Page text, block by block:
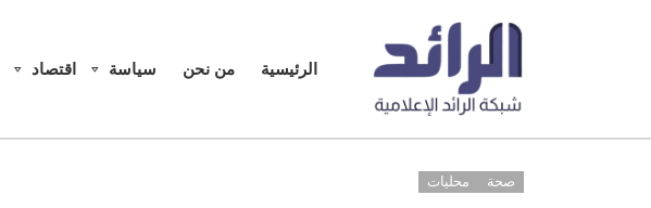
الرئيسية من نحن سياسة اقتصاد
صحة محليات